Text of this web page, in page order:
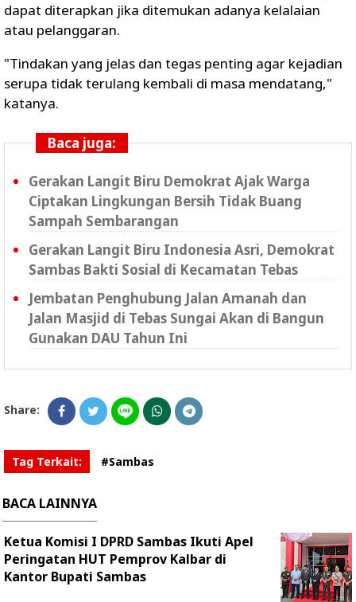
dapat diterapkan jika ditemukan adanya kelalaian
atau pelanggaran.
"Tindakan yang jelas dan tegas penting agar kejadian
serupa tidak terulang kembali di masa mendatang,"
katanya.
Baca juga:
Gerakan Langit Biru Demokrat Ajak Warga
Ciptakan Lingkungan Bersih Tidak Buang
Sampah Sembarangan
Gerakan Langit Biru Indonesia Asri, Demokrat
Sambas Bakti Sosial di Kecamatan Tebas
Jembatan Penghubung Jalan Amanah dan
Jalan Masjid di Tebas Sungai Akan di Bangun
Gunakan DAU Tahun Ini
Share:
Tag Terkait: #Sambas
BACA LAINNYA
Ketua Komisi I DPRD Sambas Ikuti Apel
Peringatan HUT Pemprov Kalbar di
Kantor Bupati Sambas